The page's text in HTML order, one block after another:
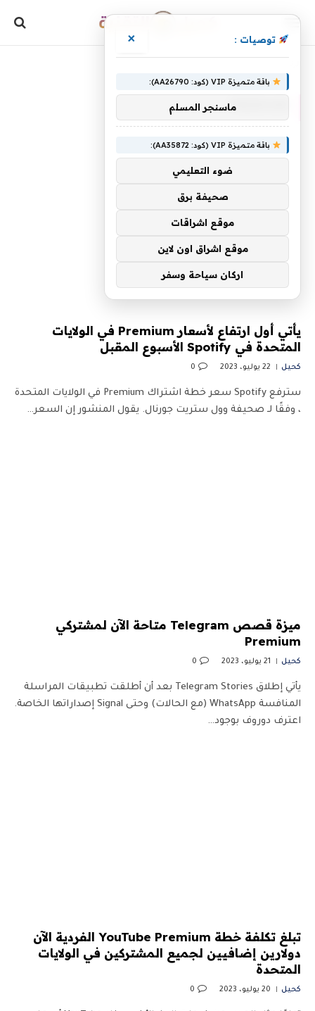
PREMIUM
يأتي أول ارتفاع لأسعار Premium في الولايات
المتحدة في Spotify الأسبوع المقبل
كحيل 22 يوليو، 2023 0
سترفع Spotify سعر خطة اشتراك Premium في الولايات المتحدة
، وفقًا لـ صحيفة وول ستريت جورنال. يقول المنشور إن السعر…
ميزة قصص Telegram متاحة الآن لمشتركي
Premium
كحيل 21 يوليو، 2023 0
يأتي إطلاق Telegram Stories بعد أن أطلقت تطبيقات المراسلة
المنافسة WhatsApp (مع الحالات) وحتى Signal إصداراتها الخاصة.
اعترف دوروف بوجود…
تبلغ تكلفة خطة YouTube Premium الفردية الآن
دولارين إضافيين لجميع المشتركين في الولايات
المتحدة
كحيل 20 يوليو، 2023 0
توصيات : ×
باقة متميزة VIP (كود: AA26790):
ماسنجر المسلم
باقة متميزة VIP (كود: AA35872):
ضوء التعليمي
صحيفة برق
موقع اشراقات
موقع اشراق اون لاين
اركان سياحة وسفر